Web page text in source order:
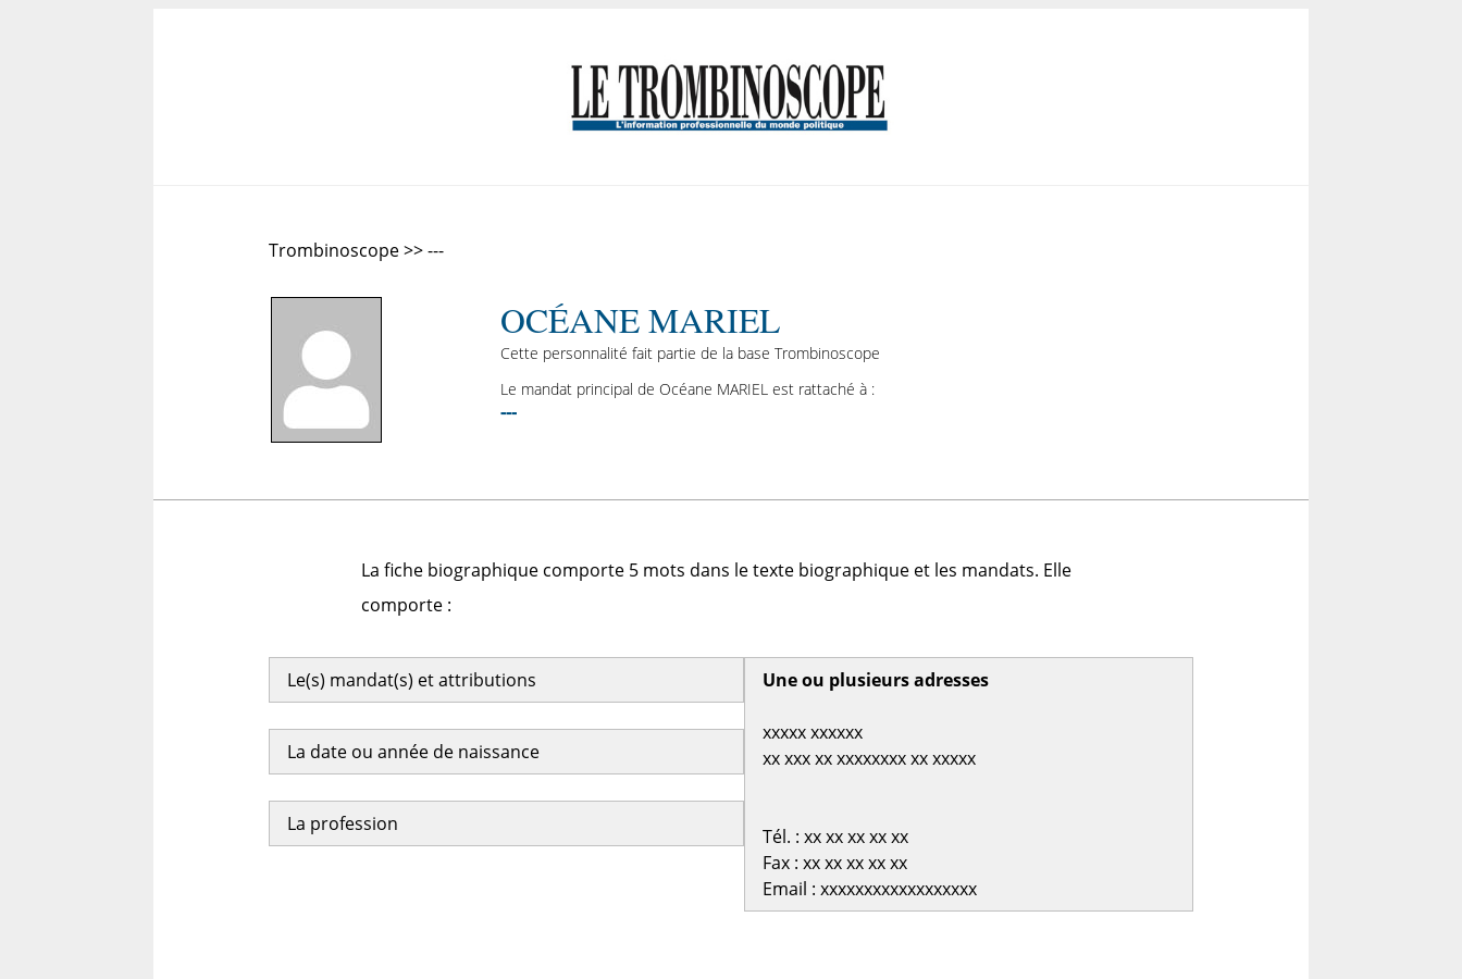
Trombinoscope >> ---
OCÉANE MARIEL
Cette personnalité fait partie de la base Trombinoscope
Le mandat principal de Océane MARIEL est rattaché à :
---
La fiche biographique comporte 5 mots dans le texte biographique et les mandats. Elle
comporte :
Le(s) mandat(s) et attributions
La date ou année de naissance
La profession
Une ou plusieurs adresses
xxxxx xxxxxx
xx xxx xx xxxxxxxx xx xxxxx
Tél. : xx xx xx xx xx
Fax : xx xx xx xx xx
Email : xxxxxxxxxxxxxxxxxx